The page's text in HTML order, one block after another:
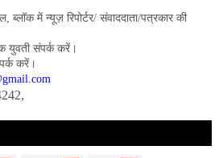
में न्यूज़ रिपोर्टर/ संवाददाता/पत्रकार की
युवती संपर्क करें।
करें।